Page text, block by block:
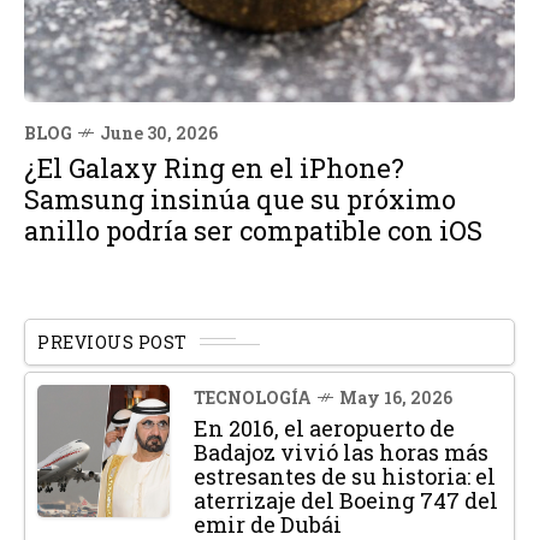
BLOG June 30, 2026
¿El Galaxy Ring en el iPhone?
Samsung insinúa que su próximo
anillo podría ser compatible con iOS
PREVIOUS POST
TECNOLOGÍA May 16, 2026
En 2016, el aeropuerto de
Badajoz vivió las horas más
estresantes de su historia: el
aterrizaje del Boeing 747 del
emir de Dubái